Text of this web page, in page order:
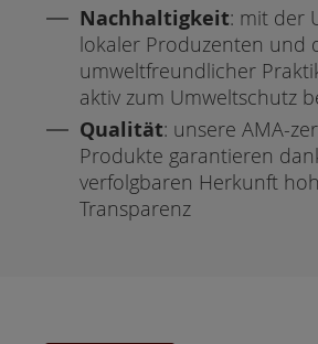
Nachhaltigkeit: mit der
lokaler Produzenten und
umweltfreundlicher
aktiv zum Umweltschutz
Qualität: unsere AMA-
Produkte garantieren
verfolgbaren Herkunft
Transparenz